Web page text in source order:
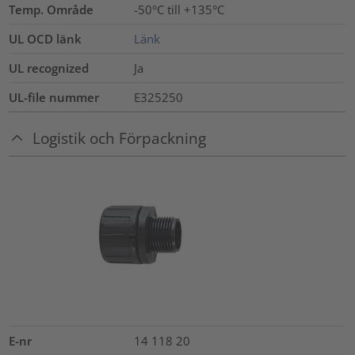
Temp. Område
-50°C till +135°C
UL OCD länk
Länk
UL recognized
Ja
UL-file nummer
E325250
Logistik och Förpackning
E-nr
14 118 20